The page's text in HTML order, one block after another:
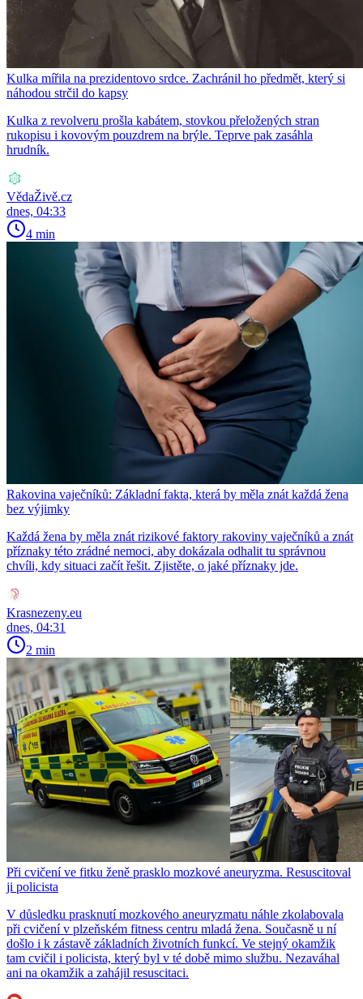
Kulka mířila na prezidentovo srdce. Zachránil ho předmět, který si
náhodou strčil do kapsy
Kulka z revolveru prošla kabátem, stovkou přeložených stran
rukopisu i kovovým pouzdrem na brýle. Teprve pak zasáhla
hrudník.
VědaŽivě.cz
dnes, 04:33
4 min
Rakovina vaječníků: Základní fakta, která by měla znát každá žena
bez výjimky
Každá žena by měla znát rizikové faktory rakoviny vaječníků a znát
příznaky této zrádné nemoci, aby dokázala odhalit tu správnou
chvíli, kdy situaci začít řešit. Zjistěte, o jaké příznaky jde.
Krasnezeny.eu
dnes, 04:31
2 min
Při cvičení ve fitku ženě prasklo mozkové aneuryzma. Resuscitoval
ji policista
V důsledku prasknutí mozkového aneuryzmatu náhle zkolabovala
při cvičení v plzeňském fitness centru mladá žena. Současně u ní
došlo i k zástavě základních životních funkcí. Ve stejný okamžik
tam cvičil i policista, který byl v té době mimo službu. Nezaváhal
ani na okamžik a zahájil resuscitaci.